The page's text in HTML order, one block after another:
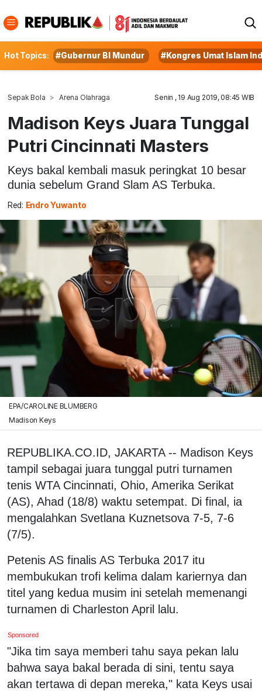
Hot Topics: #Gubernur BI Mundur #Kongres Umat Islam
Sepak Bola Arena Olahraga Senin , 19 Aug 2019, 08:45 WIB
Madison Keys Juara Tunggal
Putri Cincinnati Masters
Keys bakal kembali masuk peringkat 10 besar
dunia sebelum Grand Slam AS Terbuka.
Red: Endro Yuwanto
EPA/CAROLINE BLUMBERG
Madison Keys
REPUBLIKA.CO.ID, JAKARTA -- Madison Keys
tampil sebagai juara tunggal putri turnamen
tenis WTA Cincinnati, Ohio, Amerika Serikat
(AS), Ahad (18/8) waktu setempat. Di final, ia
mengalahkan Svetlana Kuznetsova 7-5, 7-6
(7/5).
Petenis AS finalis AS Terbuka 2017 itu
membukukan trofi kelima dalam kariernya dan
titel yang kedua musim ini setelah memenangi
turnamen di Charleston April lalu.
Sponsored
"Jika tim saya memberi tahu saya pekan lalu
bahwa saya bakal berada di sini, tentu saya
akan tertawa di depan mereka," kata Keys usai